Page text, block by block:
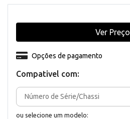
Compativel com:
ou selecione um modelo:
Opções de pagamento
Ver Preço